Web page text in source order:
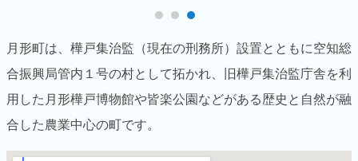
月形町は、樺戸集治監（現在の刑務所）設置とともに空知総
合振興局管内１号の村として拓かれ、旧樺戸集治監庁舎を利
用した月形樺戸博物館や皆楽公園などがある歴史と自然が融
合した農業中心の町です。